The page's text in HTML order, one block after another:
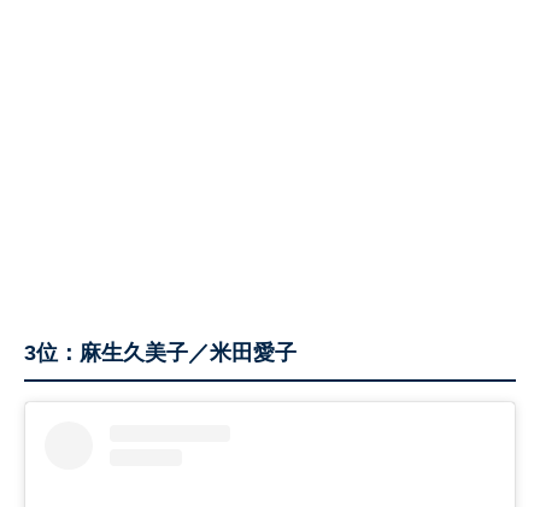
3位：麻生久美子／米田愛子